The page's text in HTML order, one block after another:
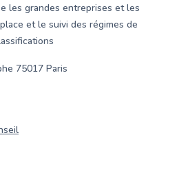
les grandes entreprises et les
et le suivi des régimes de
75017 Paris